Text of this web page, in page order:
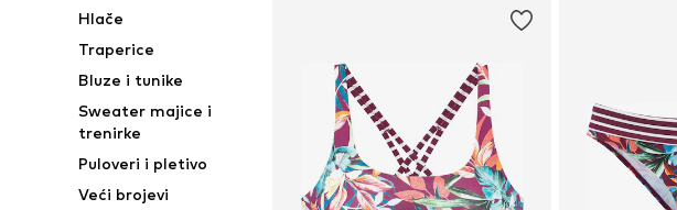
Hlače
Traperice
Bluze i tunike
Sweater majice i
trenirke
Puloveri i pletivo
Veći brojevi